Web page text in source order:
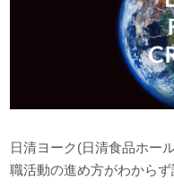
日清ヨーク(日清食品ホー
職活動の進め方がわから